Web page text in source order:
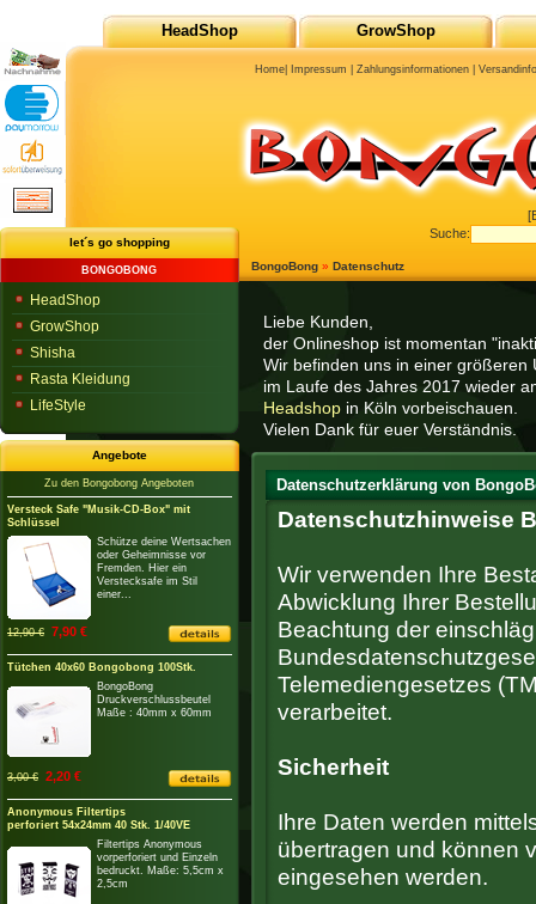
Liebe Kunden,
der Onlineshop ist momentan
Wir befinden uns in einer größeren
im Laufe des Jahres 2017 wieder
Headshop in Köln vorbeischauen.
Vielen Dank für euer Verständnis.
Datenschutzerklärung von
Datenschutzhinweise
Wir verwenden Ihre
Abwicklung Ihrer
Beachtung der
Telemediengesetzes
verarbeitet.
Sicherheit
Ihre Daten werden
übertragen und können
eingesehen werden.
BongoBong » Datenschutz
let´s go shopping
BONGOBONG
HeadShop
GrowShop
Shisha
Rasta Kleidung
LifeStyle
Angebote
Zu den Bongobong Angeboten
Versteck Safe "Musik-CD-Box" mit
Schlüssel
Schütze deine Wertsachen
oder Geheimnisse vor
Fremden. Hier ein
Verstecksafe im Stil
einer...
12,90 € 7,90 €
Tütchen 40x60 Bongobong 100Stk.
BongoBong
Druckverschlussbeutel
Maße : 40mm x 60mm
3,00 € 2,20 €
Anonymous Filtertips
perforiert 54x24mm 40 Stk. 1/40VE
Filtertips Anonymous
vorperforiert und Einzeln
bedruckt. Maße: 5,5cm x
2,5cm
HeadShop GrowShop
Suche:
Home Impressum |Zahlungsinformationen |